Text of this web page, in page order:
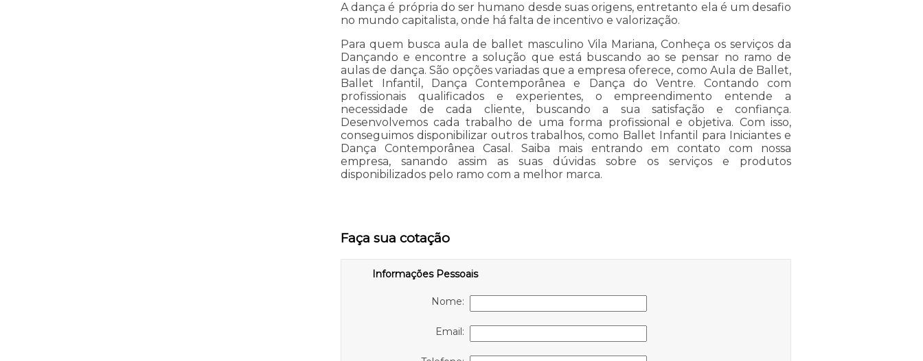
A dança é própria do ser humano desde suas origens, entretanto ela é um desafio
no mundo capitalista, onde há falta de incentivo e valorização.
Para quem busca aula de ballet masculino Vila Mariana, Conheça os serviços da
Dançando e encontre a solução que está buscando ao se pensar no ramo de
aulas de dança. São opções variadas que a empresa oferece, como Aula de Ballet,
Ballet Infantil, Dança Contemporânea e Dança do Ventre. Contando com
profissionais qualificados e experientes, o empreendimento entende a
necessidade de cada cliente, buscando a sua satisfação e confiança.
Desenvolvemos cada trabalho de uma forma profissional e objetiva. Com isso,
conseguimos disponibilizar outros trabalhos, como Ballet Infantil para Iniciantes e
Dança Contemporânea Casal. Saiba mais entrando em contato com nossa
empresa, sanando assim as suas dúvidas sobre os serviços e produtos
disponibilizados pelo ramo com a melhor marca.
Faça sua cotação
Informações Pessoais
Nome:
Email: